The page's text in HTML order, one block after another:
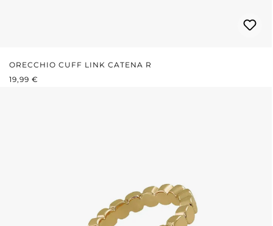
ORECCHIO CUFF LINK CATENA R
PREZZO NORMALE:
19,99 €